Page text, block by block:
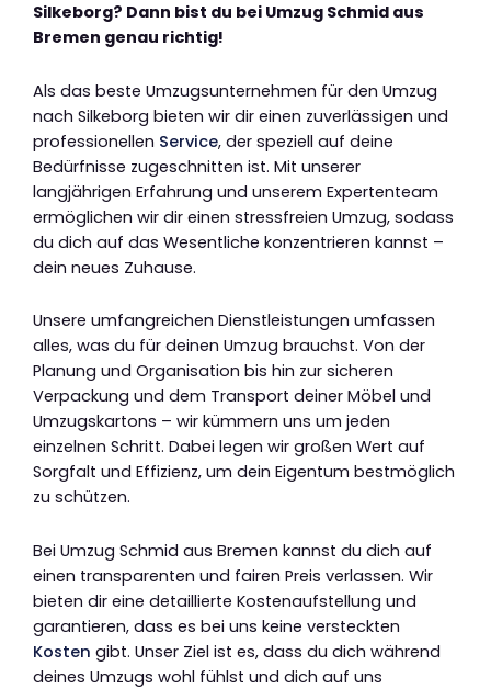
Silkeborg? Dann bist du bei Umzug Schmid aus
Bremen genau richtig!
Als das beste Umzugsunternehmen für den Umzug
nach Silkeborg bieten wir dir einen zuverlässigen und
professionellen Service, der speziell auf deine
Bedürfnisse zugeschnitten ist. Mit unserer
langjährigen Erfahrung und unserem Expertenteam
ermöglichen wir dir einen stressfreien Umzug, sodass
du dich auf das Wesentliche konzentrieren kannst –
dein neues Zuhause.
Unsere umfangreichen Dienstleistungen umfassen
alles, was du für deinen Umzug brauchst. Von der
Planung und Organisation bis hin zur sicheren
Verpackung und dem Transport deiner Möbel und
Umzugskartons – wir kümmern uns um jeden
einzelnen Schritt. Dabei legen wir großen Wert auf
Sorgfalt und Effizienz, um dein Eigentum bestmöglich
zu schützen.
Bei Umzug Schmid aus Bremen kannst du dich auf
einen transparenten und fairen Preis verlassen. Wir
bieten dir eine detaillierte Kostenaufstellung und
garantieren, dass es bei uns keine versteckten
Kosten gibt. Unser Ziel ist es, dass du dich während
deines Umzugs wohl fühlst und dich auf uns